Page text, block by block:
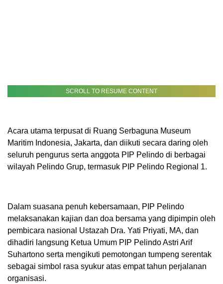
SCROLL TO RESUME CONTENT
Acara utama terpusat di Ruang Serbaguna Museum
Maritim Indonesia, Jakarta, dan diikuti secara daring oleh
seluruh pengurus serta anggota PIP Pelindo di berbagai
wilayah Pelindo Grup, termasuk PIP Pelindo Regional 1.
Dalam suasana penuh kebersamaan, PIP Pelindo
melaksanakan kajian dan doa bersama yang dipimpin oleh
pembicara nasional Ustazah Dra. Yati Priyati, MA, dan
dihadiri langsung Ketua Umum PIP Pelindo Astri Arif
Suhartono serta mengikuti pemotongan tumpeng serentak
sebagai simbol rasa syukur atas empat tahun perjalanan
organisasi.